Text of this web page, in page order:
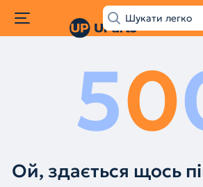
50
Ой, здається щось